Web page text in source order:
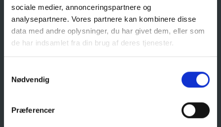
sociale medier, annonceringspartnere og
analysepartnere. Vores partnere kan kombinere disse
data med andre oplysninger, du har givet dem, eller som
de har indsamlet fra din brug af deres tjenester.
Nødvendig
Præferencer
Kontakt
Frederikshavn Gymnasium
STX, HF & MARITIM STUDENT
kontakt@frhavn-gym.dk